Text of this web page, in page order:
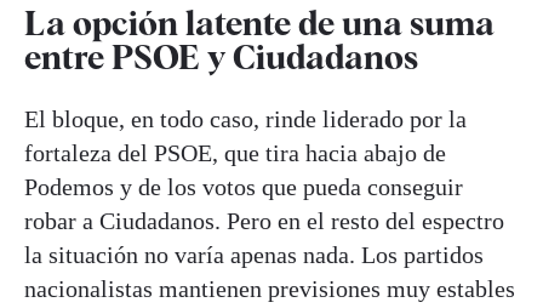
La opción latente de una suma
entre PSOE y Ciudadanos
El bloque, en todo caso, rinde liderado por la
fortaleza del PSOE, que tira hacia abajo de
Podemos y de los votos que pueda conseguir
robar a Ciudadanos. Pero en el resto del espectro
la situación no varía apenas nada. Los partidos
nacionalistas mantienen previsiones muy estables